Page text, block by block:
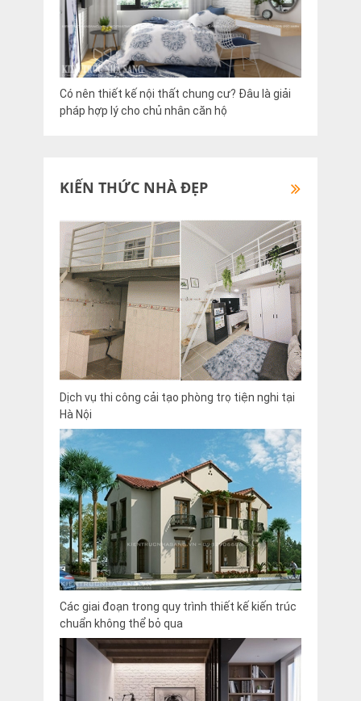
Có nên thiết kế nội thất chung cư? Đâu là giải
pháp hợp lý cho chủ nhân căn hộ
KIẾN THỨC NHÀ ĐẸP
Dịch vụ thi công cải tạo phòng trọ tiện nghi tại
Hà Nội
Các giai đoạn trong quy trình thiết kế kiến trúc
chuẩn không thể bỏ qua